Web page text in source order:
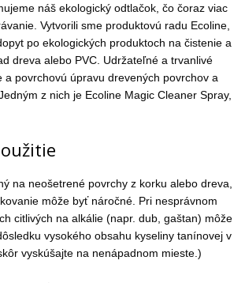
náš ekologický odtlačok, čo čoraz viac
Vytvorili sme produktovú radu Ecoline,
po ekologických produktoch na čistenie a
dreva alebo PVC. Udržateľné a trvanlivé
a povrchovú úpravu drevených povrchov a
z nich je Ecoline Magic Cleaner Spray,
na neošetrené povrchy z korku alebo dreva,
môže byť náročné. Pri nesprávnom
citlivých na alkálie (napr. dub, gaštan) môže
vysokého obsahu kyseliny tanínovej v
vyskúšajte na nenápadnom mieste.)